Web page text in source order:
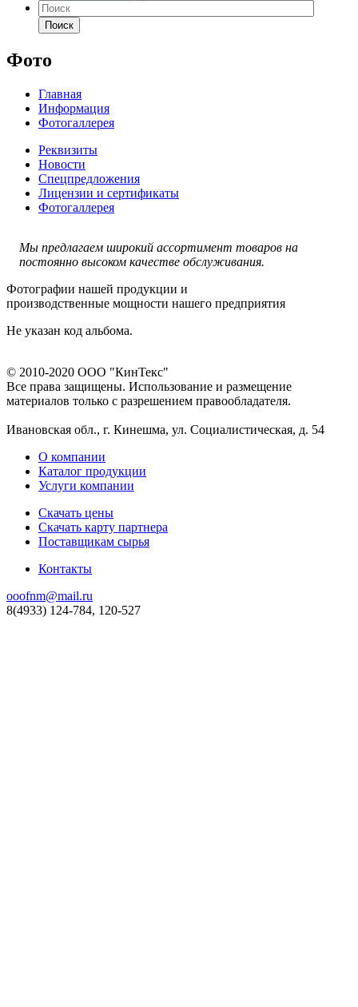
Поиск
Фото
Главная
Информация
Фотогаллерея
Реквизиты
Новости
Спецпредложения
Лицензии и сертификаты
Фотогаллерея
Мы предлагаем широкий ассортимент товаров на
постоянно высоком качестве обслуживания.
Фотографии нашей продукции и
производственные мощности нашего предприятия
Не указан код альбома.
© 2010-2020 ООО "КинТекс"
Все права защищены. Использование и размещение
материалов только с разрешением правообладателя.
Ивановская обл., г. Кинешма, ул. Социалистическая, д. 54
О компании
Каталог продукции
Услуги компании
Скачать цены
Скачать карту партнера
Поставщикам сырья
Контакты
ooofnm@mail.ru
8(4933) 124-784, 120-527